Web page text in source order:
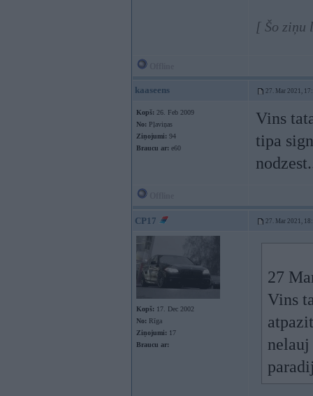
[ Šo ziņu
kaaseens 27. Mar 2021,
Kopš: 26. Feb 2009
No: Pļaviņas
Ziņojumi: 94
Braucu ar: e60
Vins
tipa
CP17 27. Mar 2021,
Kopš: 17. Dec 2002
No: Rīga
Ziņojumi: 17
Braucu ar:
27
Vins